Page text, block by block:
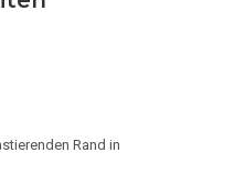
Rand in